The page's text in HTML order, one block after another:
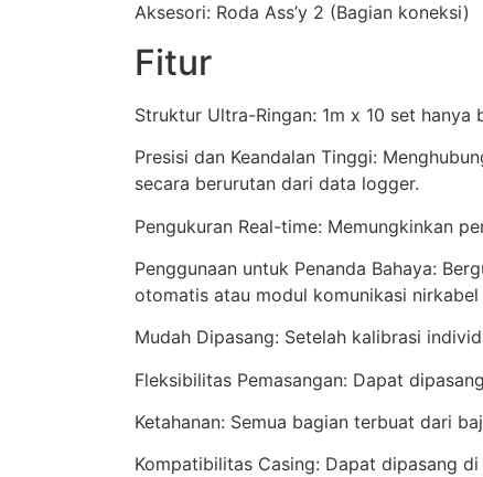
Aksesori: Roda Ass’y 2 (Bagian koneksi)
Fitur
Struktur Ultra-Ringan: 1m x 10 set hanya
Presisi dan Keandalan Tinggi:
secara berurutan dari data logger.
Pengukuran Real-time: Memungkinkan
Penggunaan untuk Penanda Bahaya:
otomatis atau modul komunikasi nirkabel
Mudah Dipasang: Setelah kalibrasi
Fleksibilitas Pemasangan: Dapat
Ketahanan: Semua bagian terbuat dari
Kompatibilitas Casing: Dapat dipasang